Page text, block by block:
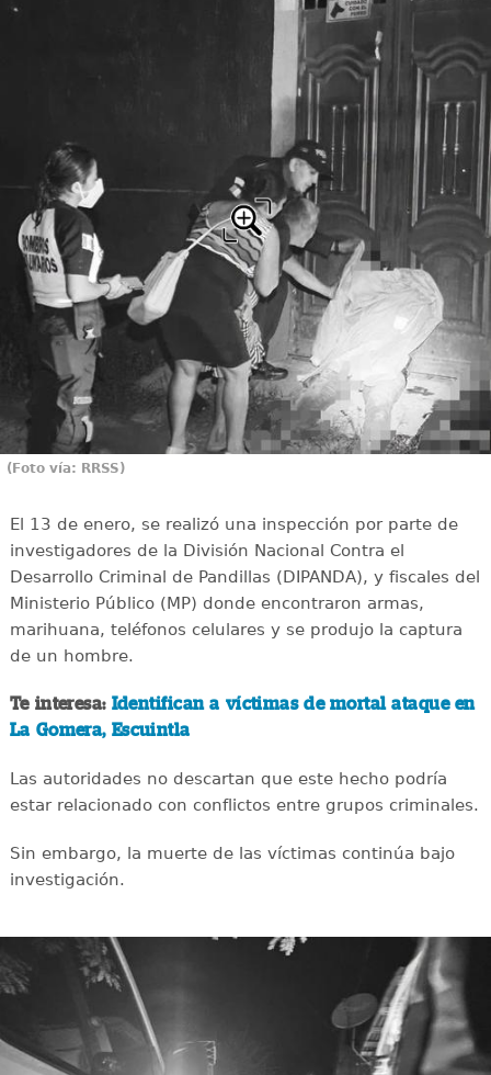
(Foto vía: RRSS)
El 13 de enero, se realizó una inspección por parte de
investigadores de la División Nacional Contra el
Desarrollo Criminal de Pandillas (DIPANDA), y fiscales del
Ministerio Público (MP) donde encontraron armas,
marihuana, teléfonos celulares y se produjo la captura
de un hombre.
Te interesa: Identifican a víctimas de mortal ataque en
La Gomera, Escuintla
Las autoridades no descartan que este hecho podría
estar relacionado con conflictos entre grupos criminales.
Sin embargo, la muerte de las víctimas continúa bajo
investigación.